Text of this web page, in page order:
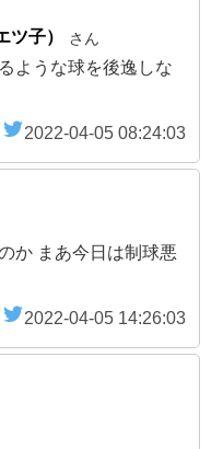
子） さん
ような球を後逸しな
2022-04-05 08:24:03
か まあ今日は制球悪
2022-04-05 14:26:03